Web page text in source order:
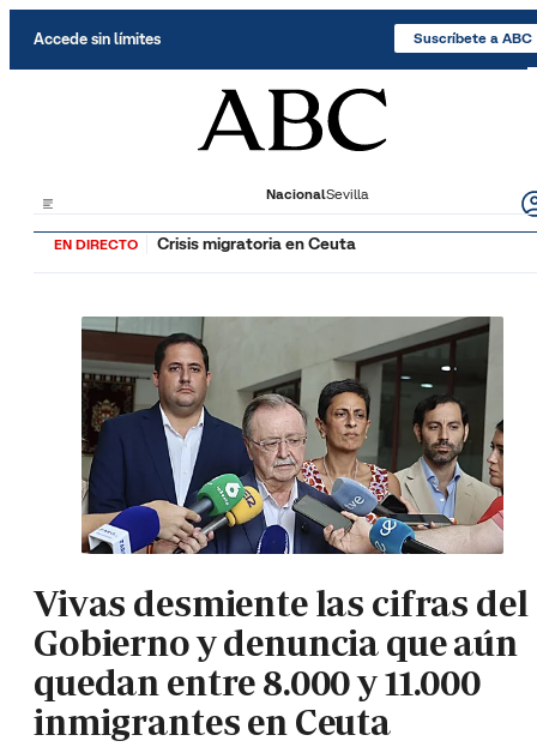
Accede sin límites Suscríbete a ABC
NacionalSevilla
EN DIRECTO Crisis migratoria en Ceuta
Vivas desmiente las cifras del
Gobierno y denuncia que aún
quedan entre 8.000 y 11.000
inmigrantes en Ceuta